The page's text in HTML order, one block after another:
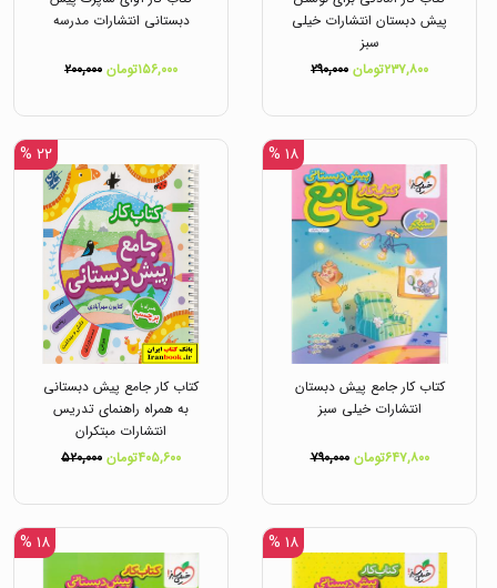
پیش دبستان انتشارات خیلی
سبز
۲۳۷,۸۰۰تومان
۲۹۰,۰۰۰
دبستانی انتشارات مدرسه
۱۵۶,۰۰۰تومان ۲۰۰,۰۰۰
۱۸ %
کتاب کار جامع پیش دبستان
انتشارات خیلی سبز
۶۴۷,۸۰۰تومان ۷۹۰,۰۰۰
۲۲ %
کتاب کار جامع پیش دبستانی
به همراه راهنمای تدریس
انتشارات مبتکران
۴۰۵,۶۰۰تومان
۵۲۰,۰۰۰
۱۸ % ۱۸ %